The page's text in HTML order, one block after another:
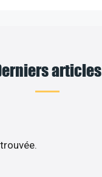
articles